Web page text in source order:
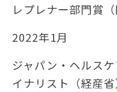
レプレナー部⾨賞（
2022年1⽉
ジャパン・ヘルス
イナリスト（経産省